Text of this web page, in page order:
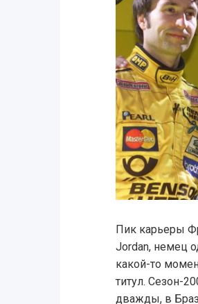
Пик карьеры
Jordan, немец
какой-то
титул. Сезон-
дважды, в